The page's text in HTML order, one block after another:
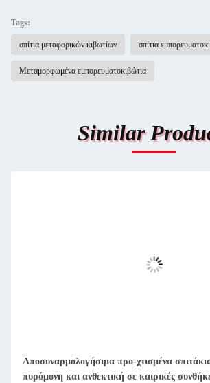
Tags:
σπίτια μεταφορικών κιβωτίων σπίτια
Μεταμορφωμένα εμπορευματοκιβώτια
Similar
Οικίες με συμπαγές αποσυναρμολογητέο
δοχείο